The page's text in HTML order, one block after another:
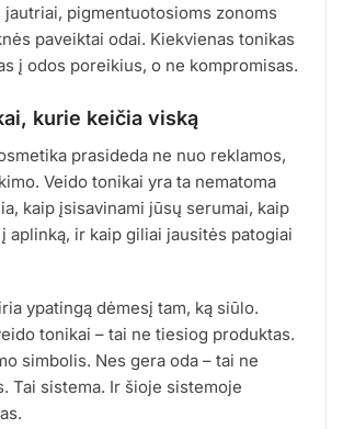
jautriai, pigmentuotosioms zonoms
paveiktai odai. Kiekvienas tonikas
į odos poreikius, o ne kompromisas.
kurie keičia viską
prasideda ne nuo reklamos,
Veido tonikai yra ta nematoma
kaip įsisavinami jūsų serumai, kaip
aplinką, ir kaip giliai jausitės patogiai
ypatingą dėmesį tam, ką siūlo.
tonikai – tai ne tiesiog produktas.
simbolis. Nes gera oda – tai ne
Tai sistema. Ir šioje sistemoje